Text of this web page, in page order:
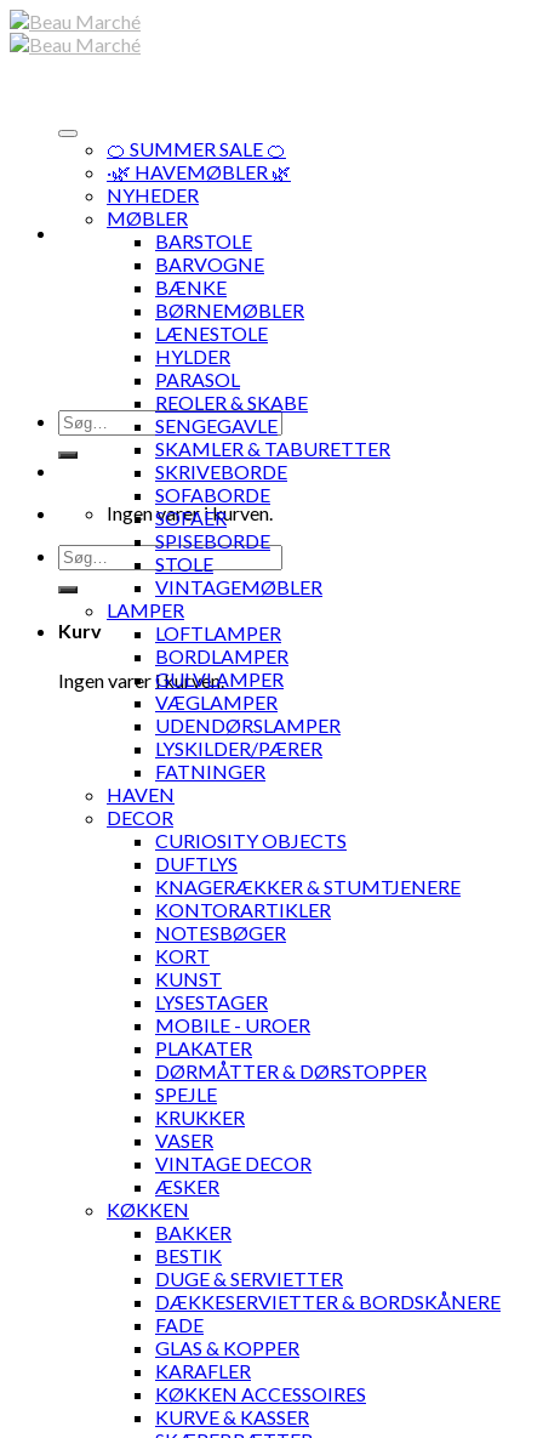
Skip
to
Søg
efter:
Ingen varer i kurven.
Søg
efter:
Kurv
Ingen varer i kurven.
🍊 SUMMER SALE 🍊
·🌿 HAVEMØBLER 🌿
NYHEDER
MØBLER
BARSTOLE
BARVOGNE
BÆNKE
BØRNEMØBLER
LÆNESTOLE
HYLDER
PARASOL
REOLER & SKABE
SENGEGAVLE
SKAMLER & TABURETTER
SKRIVEBORDE
SOFABORDE
SOFAER
SPISEBORDE
STOLE
VINTAGEMØBLER
LAMPER
LOFTLAMPER
BORDLAMPER
GULVLAMPER
VÆGLAMPER
UDENDØRSLAMPER
LYSKILDER/PÆRER
FATNINGER
HAVEN
DECOR
CURIOSITY OBJECTS
DUFTLYS
KNAGERÆKKER & STUMTJENERE
KONTORARTIKLER
NOTESBØGER
KORT
KUNST
LYSESTAGER
MOBILE - UROER
PLAKATER
DØRMÅTTER & DØRSTOPPER
SPEJLE
KRUKKER
VASER
VINTAGE DECOR
ÆSKER
KØKKEN
BAKKER
BESTIK
DUGE & SERVIETTER
DÆKKESERVIETTER & BORDSKÅNERE
FADE
GLAS & KOPPER
KARAFLER
KØKKEN ACCESSOIRES
KURVE & KASSER